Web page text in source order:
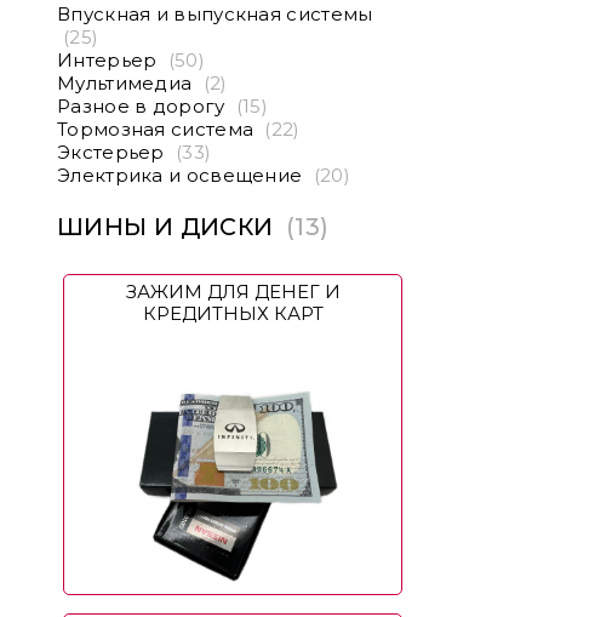
Впускная и выпускная системы
(25)
Интерьер
(50)
Мультимедиа
(2)
Разное в дорогу
(15)
Тормозная система
(22)
Экстерьер
(33)
Электрика и освещение
(20)
ШИНЫ И ДИСКИ (13)
ЗАЖИМ ДЛЯ ДЕНЕГ И
КРЕДИТНЫХ КАРТ